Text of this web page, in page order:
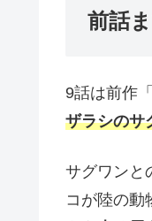
前話
9話は前作
ザラシのサ
サグワンと
コが陸の動